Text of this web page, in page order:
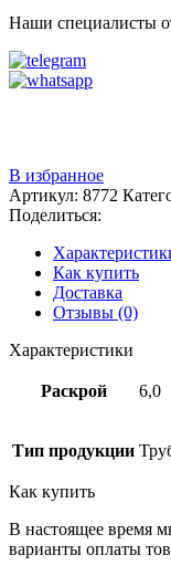
Наши специалисты
В избранное
Артикул: 8772
Поделиться:
Как купить
Доставка
Отзывы (0)
Характеристики
Раскрой 6,0
Тип продукции
Как купить
В настоящее время
варианты оплаты